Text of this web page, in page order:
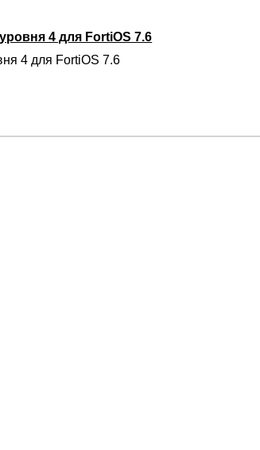
4 для FortiOS 7.6
4 для FortiOS 7.6